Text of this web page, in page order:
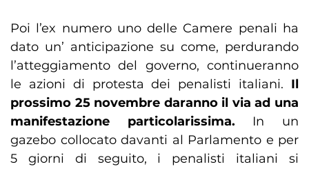
Poi l’ex numero uno delle Camere penali ha
dato un’ anticipazione su come, perdurando
l’atteggiamento del governo, continueranno
le azioni di protesta dei penalisti italiani. Il
prossimo 25 novembre daranno il via ad una
manifestazione particolarissima. In un
gazebo collocato davanti al Parlamento e per
5 giorni di seguito, i penalisti italiani si